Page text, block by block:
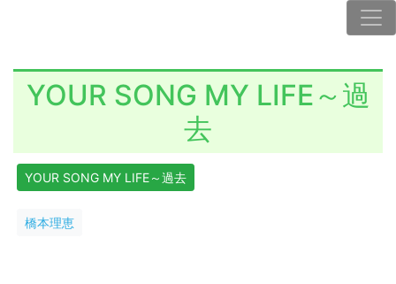
YOUR SONG MY LIFE～過
去
YOUR SONG MY LIFE～過去
橋本理恵